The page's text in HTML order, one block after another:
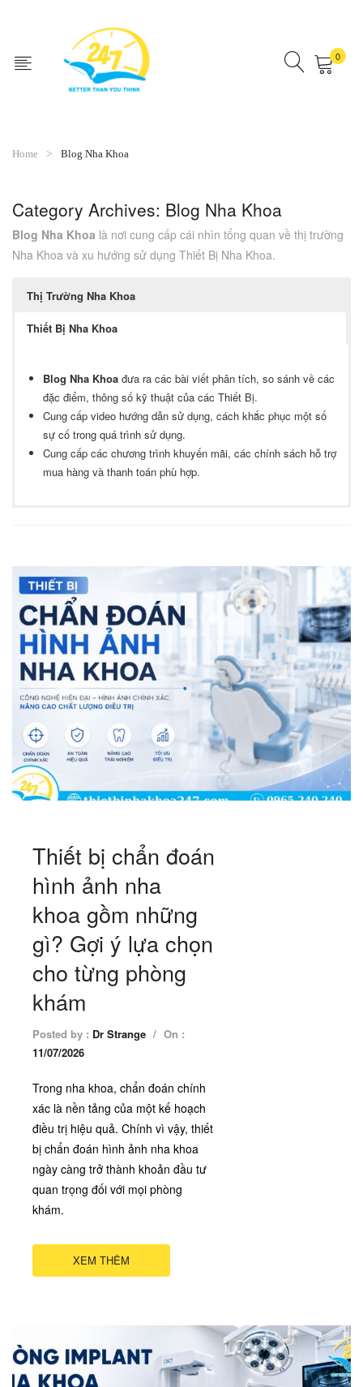
0
Home Blog Nha Khoa
Category Archives: Blog Nha Khoa
Blog Nha Khoa là nơi cung cấp cái nhìn tổng quan về thị trường
Nha Khoa và xu hướng sử dụng Thiết Bị Nha Khoa.
Thị Trường Nha Khoa
Thiết Bị Nha Khoa
và Miền Nam; các thông tin về sản phẩm Thiết bị Nha Khoa trên thị
trường.
Giới thiệu các Trang Thiết Bị của Nha Khoa.
Giới thiệu đội ngũ Y sĩ, Bác Sĩ.
Blog Nha Khoa đưa ra các bài viết phân tích, so sánh về các
đặc điểm, thông số kỹ thuật của các Thiết Bị.
Cung cấp video hướng dẫn sử dụng, cách khắc phục một số
sự cố trong quá trình sử dụng.
Cung cấp các chương trình khuyến mãi, các chính sách hỗ trợ
mua hàng và thanh toán phù hợp.
Thiết bị chẩn đoán
hình ảnh nha
khoa gồm những
gì? Gợi ý lựa chọn
cho từng phòng
khám
Posted by : Dr Strange / On :
11/07/2026
Trong nha khoa, chẩn đoán chính
xác là nền tảng của một kế hoạch
điều trị hiệu quả. Chính vì vậy, thiết
bị chẩn đoán hình ảnh nha khoa
ngày càng trở thành khoản đầu tư
quan trọng đối với mọi phòng
khám.
XEM THÊM